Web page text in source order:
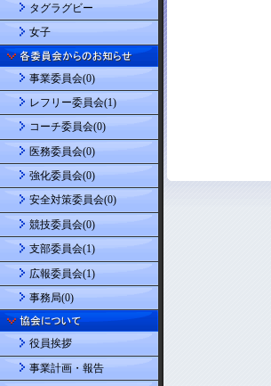
タグラグビー
女子
事業委員会(0)
レフリー委員会(1)
コーチ委員会(0)
医務委員会(0)
強化委員会(0)
安全対策委員会(0)
競技委員会(0)
支部委員会(1)
広報委員会(1)
事務局(0)
役員挨拶
事業計画・報告